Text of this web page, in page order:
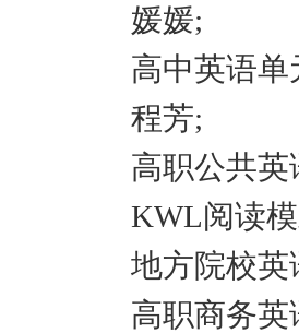
媛媛;
高中英语
程芳;
高职公共
KWL阅读
地方院校
高职商务